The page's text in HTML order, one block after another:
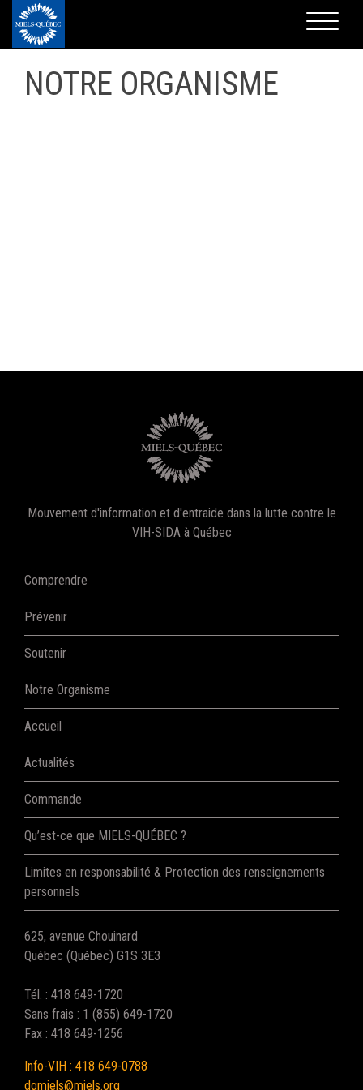
NOTRE ORGANISME
Mouvement d'information et d'entraide dans la lutte contre le
VIH-SIDA à Québec
Comprendre
Prévenir
Soutenir
Notre Organisme
Accueil
Actualités
Commande
Qu’est-ce que MIELS-QUÉBEC ?
Limites en responsabilité & Protection des renseignements
personnels
625, avenue Chouinard
Québec (Québec) G1S 3E3
Tél. : 418 649-1720
Sans frais : 1 (855) 649-1720
Fax : 418 649-1256
Info-VIH : 418 649-0788
dgmiels@miels.org